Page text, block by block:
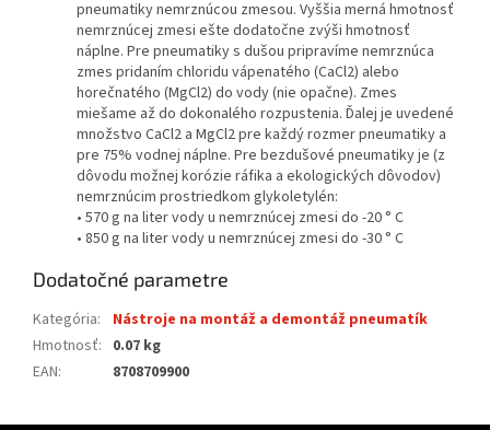
pneumatiky nemrznúcou zmesou. Vyššia merná hmotnosť
nemrznúcej zmesi ešte dodatočne zvýši hmotnosť
náplne. Pre pneumatiky s dušou pripravíme nemrznúca
zmes pridaním chloridu vápenatého (CaCl2) alebo
horečnatého (MgCl2) do vody (nie opačne). Zmes
miešame až do dokonalého rozpustenia. Ďalej je uvedené
množstvo CaCl2 a MgCl2 pre každý rozmer pneumatiky a
pre 75% vodnej náplne. Pre bezdušové pneumatiky je (z
dôvodu možnej korózie ráfika a ekologických dôvodov)
nemrznúcim prostriedkom glykoletylén:
• 570 g na liter vody u nemrznúcej zmesi do -20 ° C
• 850 g na liter vody u nemrznúcej zmesi do -30 ° C
Dodatočné parametre
Kategória:
Nástroje na montáž a demontáž pneumatík
Hmotnosť: 0.07 kg
EAN: 8708709900